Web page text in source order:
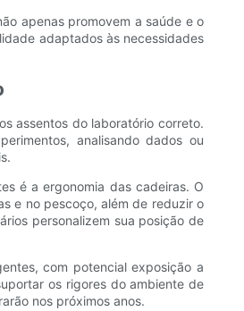
apenas promovem a saúde e o
adaptados às necessidades
assentos do laboratório correto.
analisando dados ou
é a ergonomia das cadeiras. O
e no pescoço, além de reduzir o
personalizem sua posição de
com potencial exposição a
os rigores do ambiente de
nos próximos anos.